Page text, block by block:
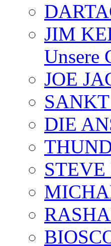
JIM
Unsere
JOE
SANKT
DIE
STEVE